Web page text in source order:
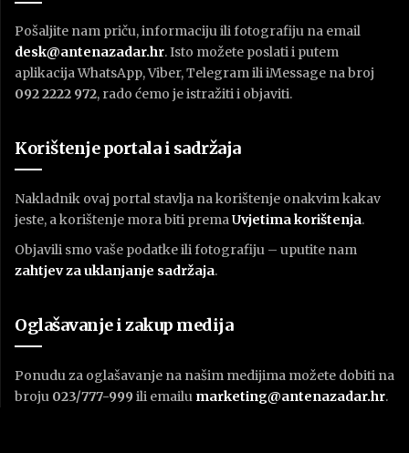
Pošaljite nam priču, informaciju ili fotografiju na email
desk@antenazadar.hr. Isto možete poslati i putem
aplikacija WhatsApp, Viber, Telegram ili iMessage na broj
092 2222 972, rado ćemo je istražiti i objaviti.
Korištenje portala i sadržaja
Nakladnik ovaj portal stavlja na korištenje onakvim kakav
jeste, a korištenje mora biti premaUvjetima korištenja.
Objavili smo vaše podatke ili fotografiju – uputite nam
zahtjev za uklanjanje sadržaja.
Oglašavanje i zakup medija
Ponudu za oglašavanje na našim medijima možete dobiti na
broju 023/777-999 ili emailu marketing@antenazadar.hr.